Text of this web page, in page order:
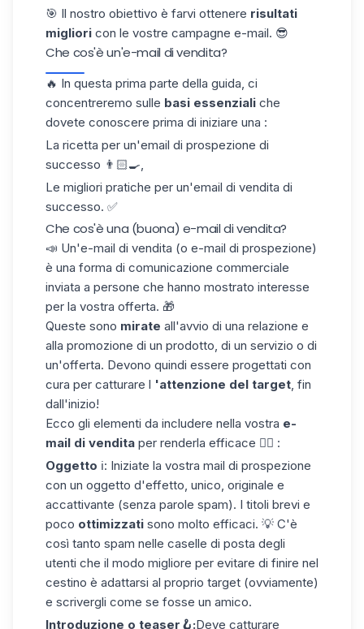
🎯 Il nostro obiettivo è farvi ottenere risultati
migliori con le vostre campagne e-mail. 😎
Che cos'è un'e-mail di vendita?
🔥 In questa prima parte della guida, ci
concentreremo sulle basi essenziali che
dovete conoscere prima di iniziare una :
La ricetta per un'email di prospezione di
successo 👨🏻‍🍳,
Le migliori pratiche per un'email di vendita di
successo. ✅
Che cos'è una (buona) e-mail di vendita?
📣 Un'e-mail di vendita (o e-mail di prospezione)
è una forma di comunicazione commerciale
inviata a persone che hanno mostrato interesse
per la vostra offerta. 🎁
Queste sono mirate all'avvio di una relazione e
alla promozione di un prodotto, di un servizio o di
un'offerta. Devono quindi essere progettati con
cura per catturare l 'attenzione del target, fin
dall'inizio!
Ecco gli elementi da includere nella vostra e-
mail di vendita per renderla efficace 👇🏼 :
Oggetto ℹ️: Iniziate la vostra mail di prospezione
con un oggetto d'effetto, unico, originale e
accattivante (senza parole spam). I titoli brevi e
poco ottimizzati sono molto efficaci. 💡 C'è
così tanto spam nelle caselle di posta degli
utenti che il modo migliore per evitare di finire nel
cestino è adattarsi al proprio target (ovviamente)
e scrivergli come se fosse un amico.
Introduzione o teaser🪝:Deve catturare